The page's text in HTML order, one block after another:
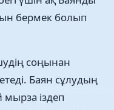
бермек болып
соңынан
Баян сұлудың
мырза іздеп